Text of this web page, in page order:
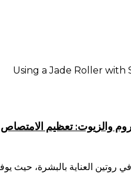
والزيوت: تعظيم الامتصاص
روتين العناية بالبشرة، حيث